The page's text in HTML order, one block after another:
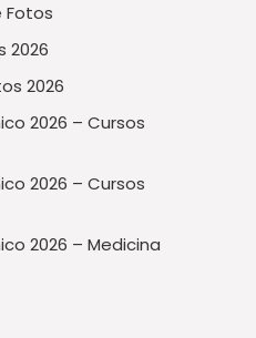
Fotos
2026
2026
2026 – Cursos
2026 – Cursos
2026 – Medicina